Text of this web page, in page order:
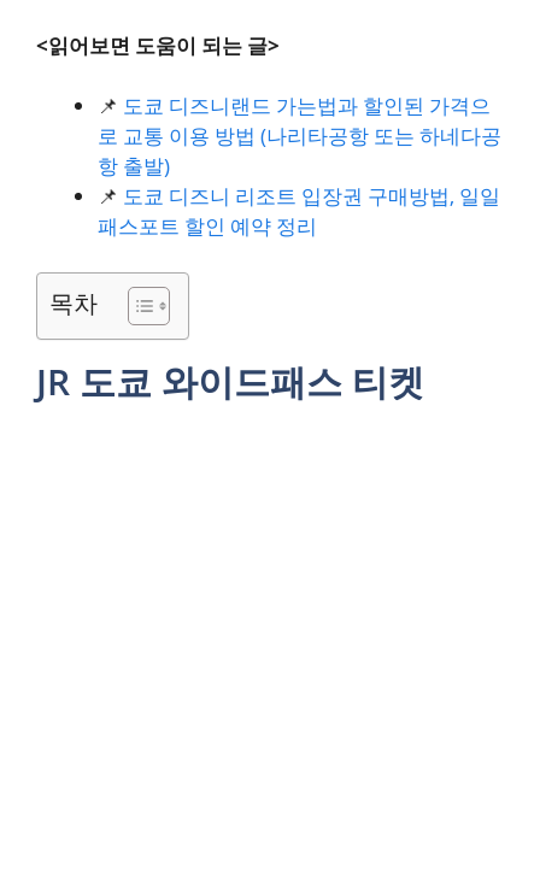
<읽어보면 도움이 되는 글>
📌 도쿄 디즈니랜드 가는법과 할인된 가격으
로 교통 이용 방법 (나리타공항 또는 하네다공
항 출발)
📌 도쿄 디즈니 리조트 입장권 구매방법, 일일
패스포트 할인 예약 정리
목차
JR 도쿄 와이드패스 티켓